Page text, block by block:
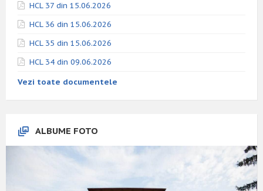
HCL 37 din 15.06.2026
HCL 36 din 15.06.2026
HCL 35 din 15.06.2026
HCL 34 din 09.06.2026
Vezi toate documentele
ALBUME FOTO